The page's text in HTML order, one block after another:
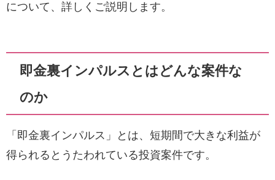
について、詳しくご説明します。
即金裏インパルスとはどんな案件な
のか
「即金裏インパルス」とは、短期間で大きな利益が
得られるとうたわれている投資案件です。